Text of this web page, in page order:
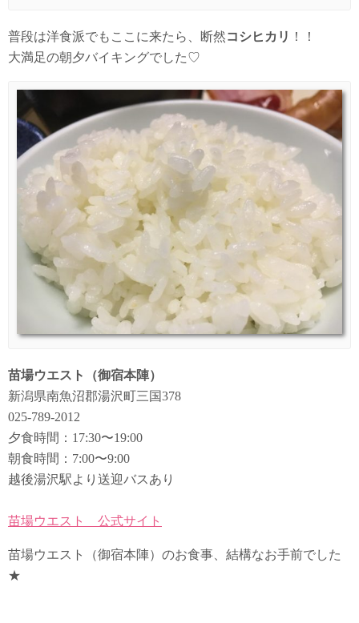
普段は洋食派でもここに来たら、断然コシヒカリ ！！
大満足の朝夕バイキングでした♡
苗場ウエスト（御宿本陣）
新潟県南魚沼郡湯沢町三国378
025-789-2012
夕食時間：17:30〜19:00
朝食時間：7:00〜9:00
越後湯沢駅より送迎バスあり
苗場ウエスト 公式サイト
苗場ウエスト（御宿本陣）のお食事、結構なお手前でした
★